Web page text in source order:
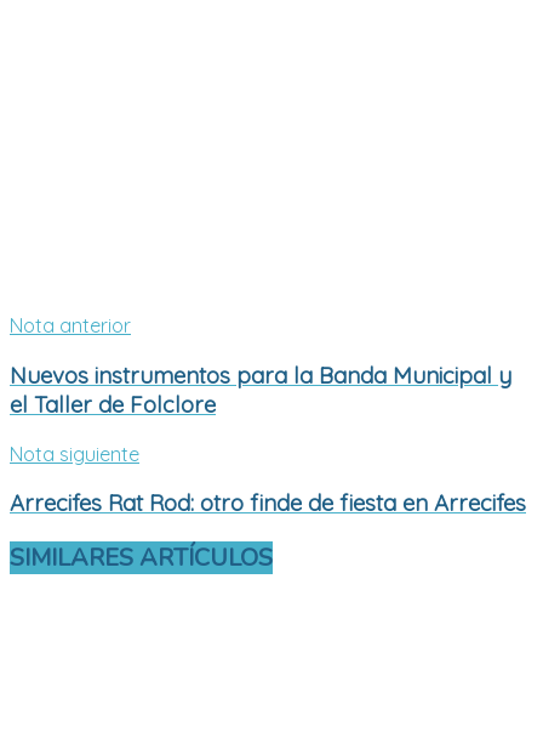
Nota anterior
Nuevos instrumentos para la Banda Municipal y
el Taller de Folclore
Nota siguiente
Arrecifes Rat Rod: otro finde de fiesta en Arrecifes
SIMILARES ARTÍCULOS